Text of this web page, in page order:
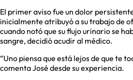
El primer aviso fue un dolor
inicialmente atribuyó a su trabajo de
cuando notó que su flujo urinario se
sangre, decidió acudir al médico.
“Uno piensa que está lejos de que te
comenta José desde su experiencia.